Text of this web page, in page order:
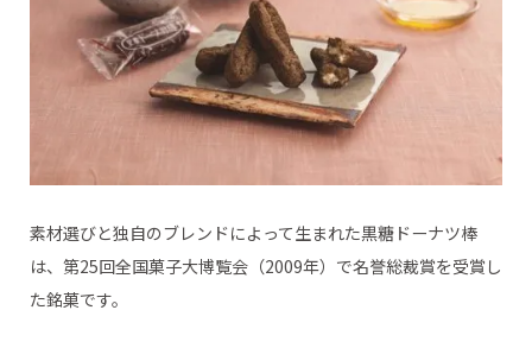
素材選びと独自のブレンドによって生まれた黒糖ドーナツ棒
は、第25回全国菓子大博覧会（2009年）で名誉総裁賞を受賞し
た銘菓です。